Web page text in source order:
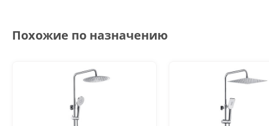
Похожие по назначению